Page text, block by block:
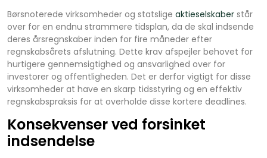
Børsnoterede virksomheder og statslige aktieselskaber står
over for en endnu strammere tidsplan, da de skal indsende
deres årsregnskaber inden for fire måneder efter
regnskabsårets afslutning. Dette krav afspejler behovet for
hurtigere gennemsigtighed og ansvarlighed over for
investorer og offentligheden. Det er derfor vigtigt for disse
virksomheder at have en skarp tidsstyring og en effektiv
regnskabspraksis for at overholde disse kortere deadlines.
Konsekvenser ved forsinket
indsendelse